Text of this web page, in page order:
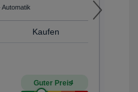
Automatik
Kaufen
Guter Preis4